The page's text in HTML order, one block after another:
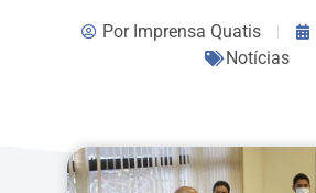
PorImprensa Quatis
Notícias